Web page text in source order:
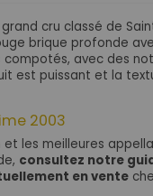
cru classé de
brique profonde
avec des
est puissant et la
2003
les meilleures
consultez notre
en vente